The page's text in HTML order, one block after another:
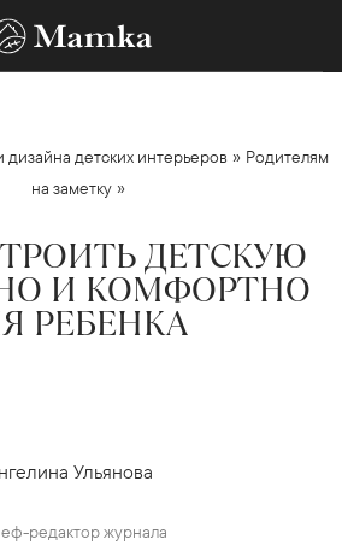
детских интерьеров » Родителям
на заметку »
ДЕТСКУЮ
И КОМФОРТНО
РЕБЕНКА
Ульянова
редактор журнала